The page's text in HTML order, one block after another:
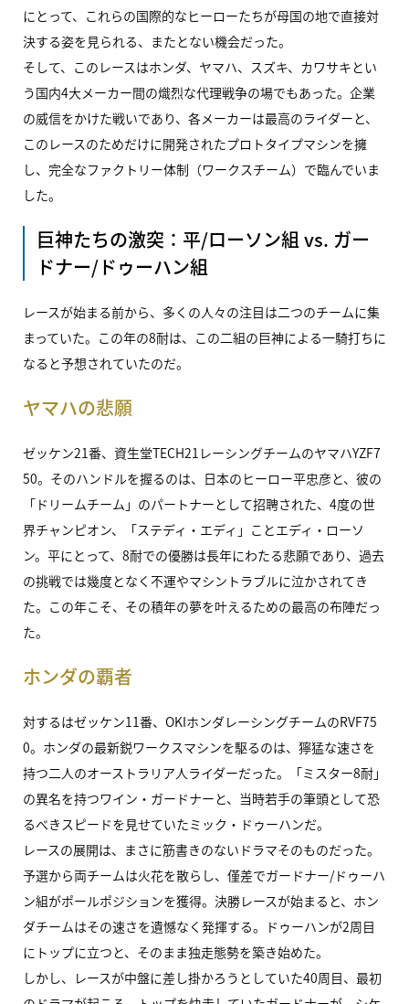
にとって、これらの国際的なヒーローたちが母国の地で直接対
決する姿を見られる、またとない機会だった。
そして、このレースはホンダ、ヤマハ、スズキ、カワサキとい
う国内4大メーカー間の熾烈な代理戦争の場でもあった。企業
の威信をかけた戦いであり、各メーカーは最高のライダーと、
このレースのためだけに開発されたプロトタイプマシンを擁
し、完全なファクトリー体制（ワークスチーム）で臨んでいま
した。
巨神たちの激突：平/ローソン組 vs. ガー
ドナー/ドゥーハン組
レースが始まる前から、多くの人々の注目は二つのチームに集
まっていた。この年の8耐は、この二組の巨神による一騎打ちに
なると予想されていたのだ。
ヤマハの悲願
ゼッケン21番、資生堂TECH21レーシングチームのヤマハYZF7
50。そのハンドルを握るのは、日本のヒーロー平忠彦と、彼の
「ドリームチーム」のパートナーとして招聘された、4度の世
界チャンピオン、「ステディ・エディ」ことエディ・ローソ
ン。平にとって、8耐での優勝は長年にわたる悲願であり、過去
の挑戦では幾度となく不運やマシントラブルに泣かされてき
た。この年こそ、その積年の夢を叶えるための最高の布陣だっ
た。
ホンダの覇者
対するはゼッケン11番、OKIホンダレーシングチームのRVF75
0。ホンダの最新鋭ワークスマシンを駆るのは、獰猛な速さを
持つ二人のオーストラリア人ライダーだった。「ミスター8耐」
の異名を持つワイン・ガードナーと、当時若手の筆頭として恐
るべきスピードを見せていたミック・ドゥーハンだ。
レースの展開は、まさに筋書きのないドラマそのものだった。
予選から両チームは火花を散らし、僅差でガードナー/ドゥーハ
ン組がポールポジションを獲得。決勝レースが始まると、ホン
ダチームはその速さを遺憾なく発揮する。ドゥーハンが2周目
にトップに立つと、そのまま独走態勢を築き始めた。
しかし、レースが中盤に差し掛かろうとしていた40周目、最初